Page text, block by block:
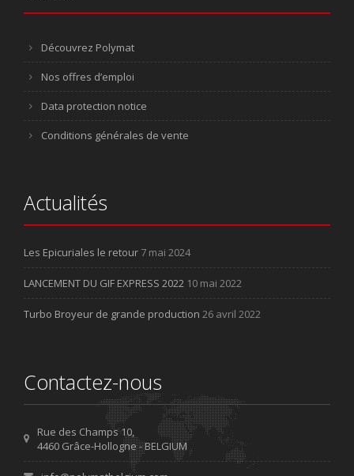
Découvrez Polymat
Nos offres d’emploi
Data protection notice
Conditions générales de vente
Actualités
Les Epicuriales le retour 7 mai 2024
LANCEMENT DU GIF EXPRESS 2022 10 mai 2022
Turbo Broyeur de grande production 26 avril 2022
Contactez-nous
Rue des Champs 10,
4460 Grâce-Hollogne - BELGIUM